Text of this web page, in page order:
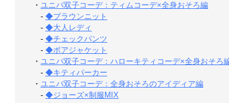
・ ユニバ双子コーデ：ティムコーデ×全身おそろ編
- ◆ブラウンニット
- ◆大人レディ
- ◆チェックパンツ
- ◆ボアジャケット
・ ユニバ双子コーデ：ハローキティコーデ×全身おそろ
- ◆キティパーカー
・ ユニバ双子コーデ：全身おそろのアイディア編
- ◆ジョーズ×制服MIX